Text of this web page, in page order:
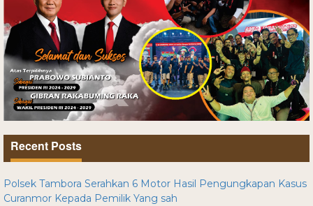
Recent Posts
Polsek Tambora Serahkan 6 Motor Hasil Pengungkapan Kasus
Curanmor Kepada Pemilik Yang sah